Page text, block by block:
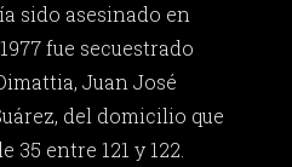
sido asesinado en
fue secuestrado
Juan José
del domicilio que
entre 121 y 122.